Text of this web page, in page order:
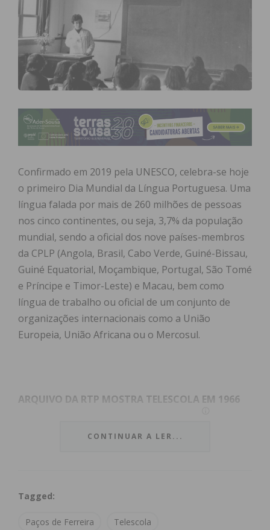
Confirmado em 2019 pela UNESCO, celebra-se hoje
o primeiro Dia Mundial da Língua Portuguesa. Uma
língua falada por mais de 260 milhões de pessoas
nos cinco continentes, ou seja, 3,7% da população
mundial, sendo a oficial dos nove países-membros
da CPLP (Angola, Brasil, Cabo Verde, Guiné-Bissau,
Guiné Equatorial, Moçambique, Portugal, São Tomé
e Príncipe e Timor-Leste) e Macau, bem como
língua de trabalho ou oficial de um conjunto de
organizações internacionais como a União
Europeia, União Africana ou o Mercosul.
ARQUIVO DA RTP MOSTRA TELESCOLA EM 1966
Neste dia dedicado à nossa língua materna, o
voltamos a dar especial importância no presente,
CONTINUAR A LER...
Tagged:
Paços de Ferreira Telescola